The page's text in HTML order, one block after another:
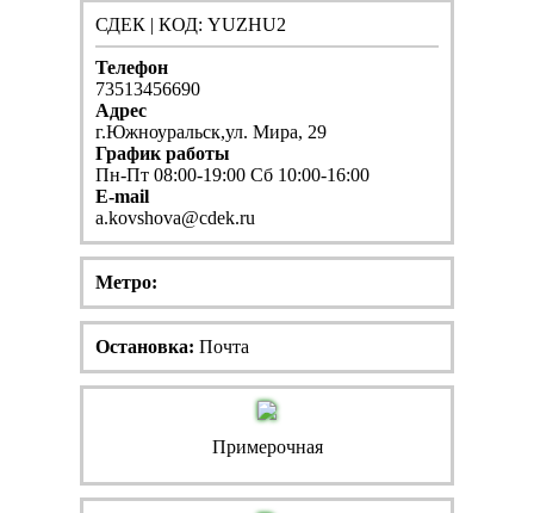
СДЕК | КОД: YUZHU2
Телефон
73513456690
Адрес
г.Южноуральск,ул. Мира, 29
График работы
Пн-Пт 08:00-19:00 Сб 10:00-16:00
E-mail
a.kovshova@cdek.ru
Метро:
Остановка: Почта
Примерочная